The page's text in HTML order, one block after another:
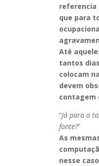
referencia
que para
Até
tantos
colocam
devem
contagem
“Já para a
fonte?”
As
nesse